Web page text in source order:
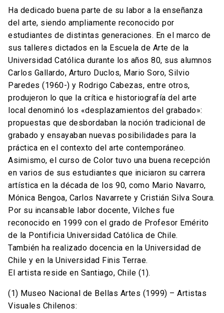
Ha dedicado buena parte de su labor a la enseñanza
del arte, siendo ampliamente reconocido por
estudiantes de distintas generaciones. En el marco de
sus talleres dictados en la Escuela de Arte de la
Universidad Católica durante los años 80, sus alumnos
Carlos Gallardo, Arturo Duclos, Mario Soro, Silvio
Paredes (1960-) y Rodrigo Cabezas, entre otros,
produjeron lo que la crítica e historiografía del arte
local denominó los «desplazamientos del grabado»:
propuestas que desbordaban la noción tradicional de
grabado y ensayaban nuevas posibilidades para la
práctica en el contexto del arte contemporáneo.
Asimismo, el curso de Color tuvo una buena recepción
en varios de sus estudiantes que iniciaron su carrera
artística en la década de los 90, como Mario Navarro,
Mónica Bengoa, Carlos Navarrete y Cristián Silva Soura.
Por su incansable labor docente, Vilches fue
reconocido en 1999 con el grado de Profesor Emérito
de la Pontificia Universidad Católica de Chile.
También ha realizado docencia en la Universidad de
Chile y en la Universidad Finis Terrae.
El artista reside en Santiago, Chile (1).
(1) Museo Nacional de Bellas Artes (1999) – Artistas
Visuales Chilenos: